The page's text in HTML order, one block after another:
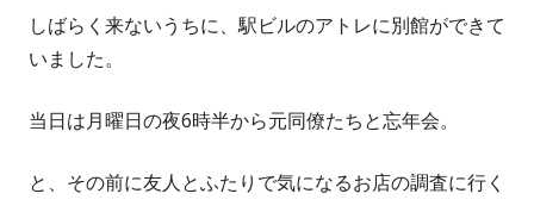
しばらく来ないうちに、駅ビルのアトレに別館ができて
いました。
当日は月曜日の夜6時半から元同僚たちと忘年会。
と、その前に友人とふたりで気になるお店の調査に行く